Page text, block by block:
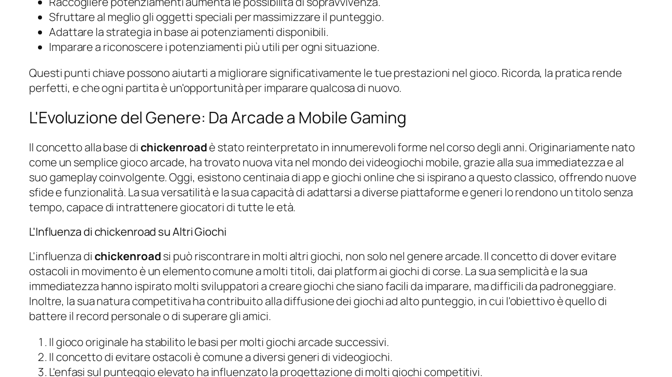
Sfruttare al meglio gli oggetti speciali per massimizzare il punteggio.
Adattare la strategia in base ai potenziamenti disponibili.
Imparare a riconoscere i potenziamenti più utili per ogni situazione.
Questi punti chiave possono aiutarti a migliorare significativamente le tue prestazioni nel gioco. Ricorda, la pratica rende
perfetti, e che ogni partita è un'opportunità per imparare qualcosa di nuovo.
L'Evoluzione del Genere: Da Arcade a Mobile Gaming
Il concetto alla base di chickenroad è stato reinterpretato in innumerevoli forme nel corso degli anni. Originariamente nato
come un semplice gioco arcade, ha trovato nuova vita nel mondo dei videogiochi mobile, grazie alla sua immediatezza e al
suo gameplay coinvolgente. Oggi, esistono centinaia di app e giochi online che si ispirano a questo classico, offrendo nuove
sfide e funzionalità. La sua versatilità e la sua capacità di adattarsi a diverse piattaforme e generi lo rendono un titolo senza
tempo, capace di intrattenere giocatori di tutte le età.
L'Influenza di chickenroad su Altri Giochi
L'influenza di chickenroad si può riscontrare in molti altri giochi, non solo nel genere arcade. Il concetto di dover evitare
ostacoli in movimento è un elemento comune a molti titoli, dai platform ai giochi di corse. La sua semplicità e la sua
immediatezza hanno ispirato molti sviluppatori a creare giochi che siano facili da imparare, ma difficili da padroneggiare.
Inoltre, la sua natura competitiva ha contribuito alla diffusione dei giochi ad alto punteggio, in cui l'obiettivo è quello di
battere il record personale o di superare gli amici.
Il gioco originale ha stabilito le basi per molti giochi arcade successivi.
Il concetto di evitare ostacoli è comune a diversi generi di videogiochi.
L'enfasi sul punteggio elevato ha influenzato la progettazione di molti giochi competitivi.